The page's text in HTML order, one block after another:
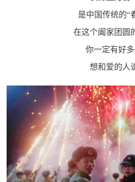
要
时
政
要
闻
追
踪
热
点
追
国
防
是中国传统的“
在这个阖家团圆
你一定有好
想和爱的人